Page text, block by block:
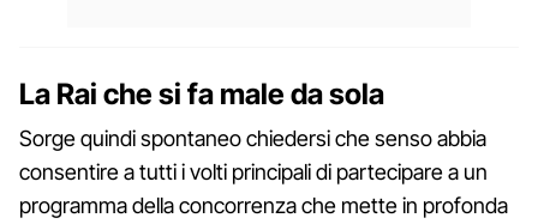
La Rai che si fa male da sola
Sorge quindi spontaneo chiedersi che senso abbia
consentire a tutti i volti principali di partecipare a un
programma della concorrenza che mette in profonda